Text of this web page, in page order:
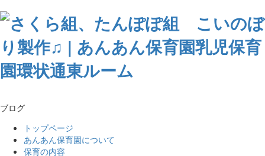
ブログ
トップページ
あんあん保育園について
保育の内容